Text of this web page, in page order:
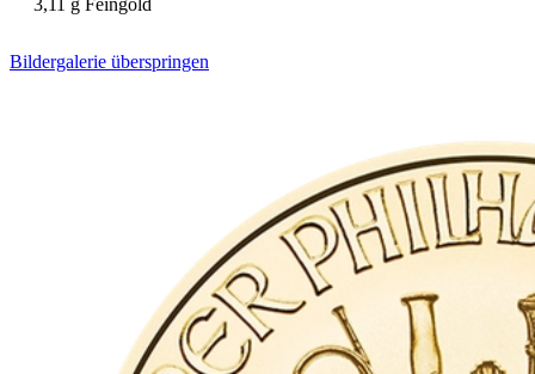
3,11 g Feingold
Bildergalerie überspringen